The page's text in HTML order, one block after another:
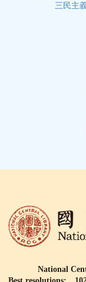
三民主
National